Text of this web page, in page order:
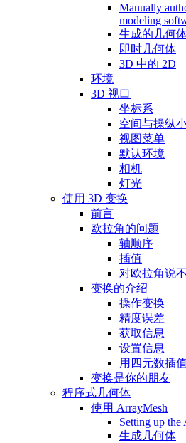
Manually
modeling
生成的几何
即时几何体
3D 中的 2D
环境
3D 视口
坐标系
空间与操纵
视图菜单
默认环境
相机
灯光
使用 3D 变换
前言
欧拉角的问题
轴顺序
插值
对欧拉角说不
变换的介绍
操作变换
精度误差
获取信息
设置信息
用四元数插值
变换是你的朋友
程序式几何体
使用 ArrayMesh
Setting up the
生成几何体